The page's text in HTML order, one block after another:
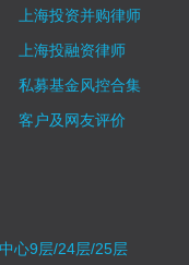
上海投资并购律师
上海投融资律师
私募基金风控合集
客户及网友评价
心9层/24层/25层